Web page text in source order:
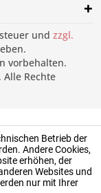
und zzgl.
vorbehalten.
Rechte
Betrieb der
Andere Cookies,
erhöhen, der
Websites und
nur mit Ihrer